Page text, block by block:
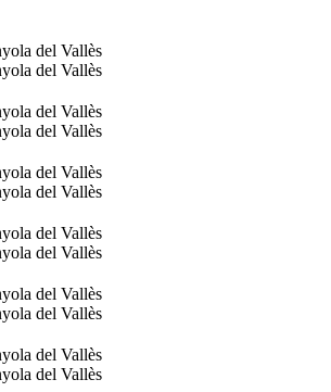
del Vallès
del Vallès
del Vallès
del Vallès
del Vallès
del Vallès
del Vallès
del Vallès
del Vallès
del Vallès
del Vallès
del Vallès